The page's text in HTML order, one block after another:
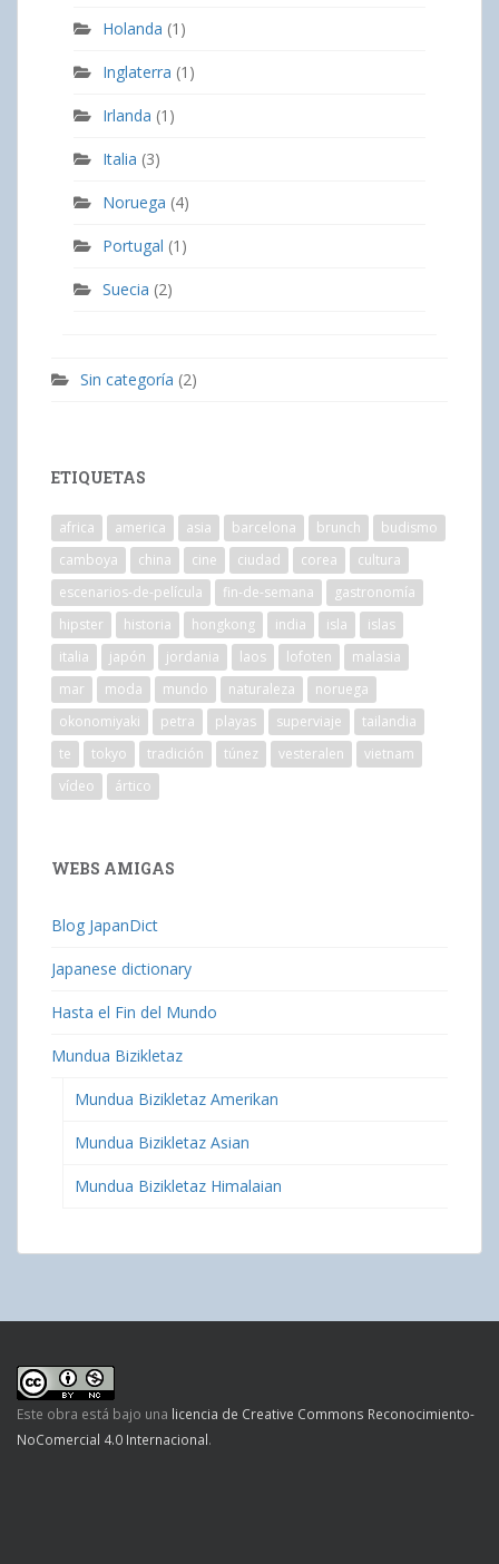
Holanda (1)
Inglaterra (1)
Irlanda (1)
Italia (3)
Noruega (4)
Portugal (1)
Suecia (2)
Sin categoría (2)
ETIQUETAS
africa america asia barcelona brunch
budismo
camboya
china cine ciudad corea
cultura
escenarios-de-película
fin-de-semana
gastronomía
hipster
historia hongkong india isla
islas
italia
japón jordania laos lofoten
malasia
mar
moda mundo naturaleza
noruega
okonomiyaki
petra playas superviaje
tailandia
te
tokyo tradición túnez vesteralen
vietnam
vídeo
ártico
WEBS AMIGAS
Blog JapanDict
Japanese dictionary
Hasta el Fin del Mundo
Mundua Bizikletaz
Mundua Bizikletaz Amerikan
Mundua Bizikletaz Asian
Mundua Bizikletaz Himalaian
Este obra está bajo una licencia de Creative Commons Reconocimiento-
NoComercial 4.0 Internacional.